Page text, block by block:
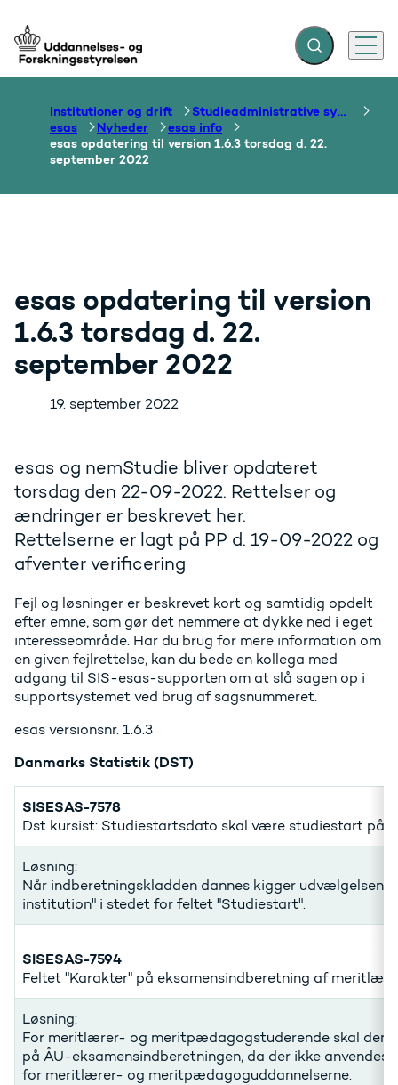
Gå til forsiden Fold søgefelt ud
Menu
Institutioner og drift
Studieadministrative systemer
esas
Nyheder
esas info
esas opdatering til version 1.6.3 torsdag d. 22.
september 2022
esas opdatering til version
1.6.3 torsdag d. 22.
september 2022
19. september 2022
esas og nemStudie bliver opdateret
torsdag den 22-09-2022. Rettelser og
ændringer er beskrevet her.
Rettelserne er lagt på PP d. 19-09-2022 og
afventer verificering
Fejl og løsninger er beskrevet kort og samtidig opdelt
efter emne, som gør det nemmere at dykke ned i eget
interesseområde. Har du brug for mere information om
en given fejlrettelse, kan du bede en kollega med
adgang til SIS-esas-supporten om at slå sagen op i
supportsystemet ved brug af sagsnummeret.
esas versionsnr. 1.6.3
Danmarks Statistik (DST)
SISESAS-7578
Dst kursist: Studiestartsdato skal være studiestart på
Løsning:
Når indberetningskladden dannes kigger udvælgelsen
institution" i stedet for feltet "Studiestart".
SISESAS-7594
Feltet "Karakter" på eksamensindberetning af
Løsning:
For meritlærer- og meritpædagogstuderende skal den
på ÅU-eksamensindberetningen, da der ikke
for meritlærer- og meritpædagoguddannelserne.